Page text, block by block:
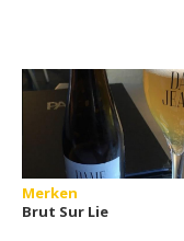
Merken
Brut Sur Lie